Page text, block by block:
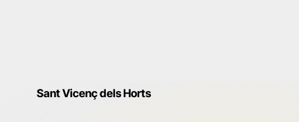
Sant Vicenç dels Horts